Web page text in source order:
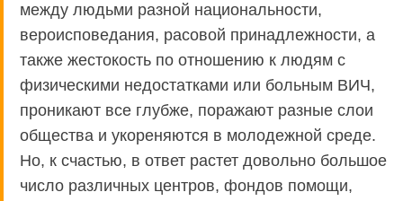
между людьми разной национальности,
вероисповедания, расовой принадлежности, а
также жестокость по отношению к людям с
физическими недостатками или больным ВИЧ,
проникают все глубже, поражают разные слои
общества и укореняются в молодежной среде.
Но, к счастью, в ответ растет довольно большое
число различных центров, фондов помощи,